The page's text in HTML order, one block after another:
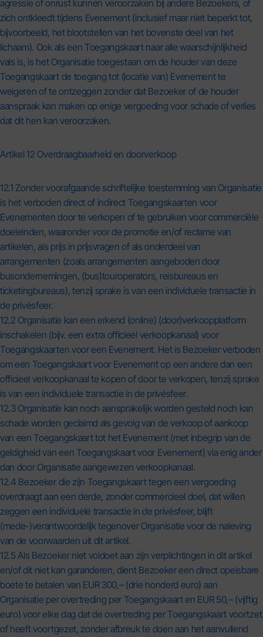
agressie of onrust kunnen veroorzaken bij andere Bezoekers, of
zich ontkleedt tijdens Evenement (inclusief maar niet beperkt tot,
bijvoorbeeld, het blootstellen van het bovenste deel van het
lichaam). Ook als een Toegangskaart naar alle waarschijnlijkheid
vals is, is het Organisatie toegestaan om de houder van deze
Toegangskaart de toegang tot (locatie van) Evenement te
weigeren of te ontzeggen zonder dat Bezoeker of de houder
aanspraak kan maken op enige vergoeding voor schade of verlies
dat dit hen kan veroorzaken.
Artikel 12 Overdraagbaarheid en doorverkoop
12.1 Zonder voorafgaande schriftelijke toestemming van Organisatie
is het verboden direct of indirect Toegangskaarten voor
Evenementen door te verkopen of te gebruiken voor commerciële
doeleinden, waaronder voor de promotie en/of reclame van
artikelen, als prijs in prijsvragen of als onderdeel van
arrangementen (zoals arrangementen aangeboden door
busondernemingen, (bus)touroperators, reisbureaus en
ticketingbureaus), tenzij sprake is van een individuele transactie in
de privésfeer.
12.2 Organisatie kan een erkend (online) (door)verkoopplatform
inschakelen (bijv. een extra officieel verkoopkanaal) voor
Toegangskaarten voor een Evenement. Het is Bezoeker verboden
om een Toegangskaart voor Evenement op een andere dan een
officieel verkoopkanaal te kopen of door te verkopen, tenzij sprake
is van een individuele transactie in de privésfeer.
12.3 Organisatie kan noch aansprakelijk worden gesteld noch kan
schade worden geclaimd als gevolg van de verkoop of aankoop
van een Toegangskaart tot het Evenement (met inbegrip van de
geldigheid van een Toegangskaart voor Evenement) via enig ander
dan door Organisatie aangewezen verkoopkanaal.
12.4 Bezoeker die zijn Toegangskaart tegen een vergoeding
overdraagt aan een derde, zonder commercieel doel, dat willen
zeggen een individuele transactie in de privésfeer, blijft
(mede-)verantwoordelijk tegenover Organisatie voor de naleving
van de voorwaarden uit dit artikel.
12.5 Als Bezoeker niet voldoet aan zijn verplichtingen in dit artikel
en/of dit niet kan garanderen, dient Bezoeker een direct opeisbare
boete te betalen van EUR 300,– (drie honderd euro) aan
Organisatie per overtreding per Toegangskaart en EUR 50,– (vijftig
euro) voor elke dag dat de overtreding per Toegangskaart voortzet
of heeft voortgezet, zonder afbreuk te doen aan het aanvullend